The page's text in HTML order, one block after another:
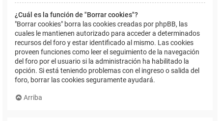
¿Cuál es la función de "Borrar cookies"?
"Borrar cookies" borra las cookies creadas por phpBB, las
cuales le mantienen autorizado para acceder a determinados
recursos del foro y estar identificado al mismo. Las cookies
proveen funciones como leer el seguimiento de la navegación
del foro por el usuario si la administración ha habilitado la
opción. Si está teniendo problemas con el ingreso o salida del
foro, borrar las cookies seguramente ayudará.
Arriba